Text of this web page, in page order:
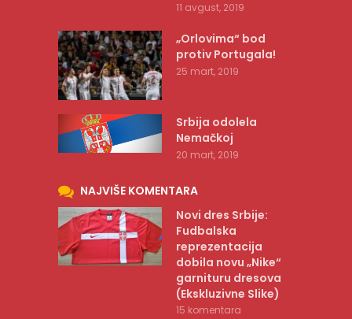
11 avgust, 2019
„Orlovima“ bod
protiv Portugala!
25 mart, 2019
Srbija odolela
Nemačkoj
20 mart, 2019
NAJVIŠE KOMENTARA
Novi dres Srbije:
Fudbalska
reprezentacija
dobila novu „Nike“
garnituru dresova
(Ekskluzivne Slike)
15 komentara